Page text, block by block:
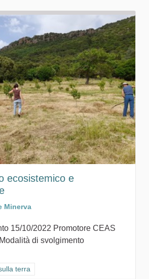
ecosistemico e
Minerva
15/10/2022 Promotore CEAS
di svolgimento
categoria: GOAL 15 - Vita sulla terra
terra